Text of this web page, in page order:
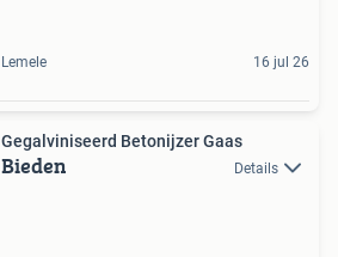
Lemele 16 jul 26
Gegalviniseerd Betonijzer Gaas
Bieden Details